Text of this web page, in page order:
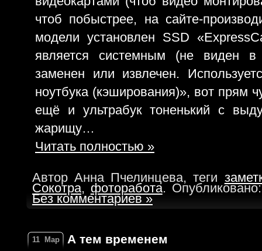
чтоб побыстрее, на сайте-
модели установлен SSD
является системным (не виден
заменен или извлечен.
ноутбука (кэширования)», вот прям
ещё и ультрабук тоненький с
жарищу…
Читать полностью »
Автор Анна Пчелинцева, теги
Сокотра, фоторабота.
Без комментариев »
11 Мар А тем временем